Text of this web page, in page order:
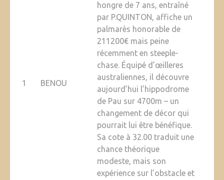
1 BENOU
hongre de 7 ans, entraîné
par P.QUINTON, affiche un
palmarès honorable de
211200€ mais peine
récemment en steeple-
chase. Équipé d’œilleres
australiennes, il découvre
aujourd’hui l’hippodrome
de Pau sur 4700m – un
changement de décor qui
pourrait lui être bénéfique.
Sa cote à 32.00 traduit une
chance théorique
modeste, mais son
expérience sur l’obstacle et